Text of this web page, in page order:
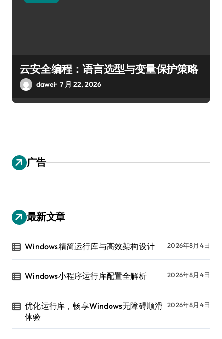
云安全编程：语言选型与变量保护策略
dawei 7 月 22, 2026
广告
最新文章
Windows精简运行库与高效架构设计 2026年8月4日
Windows小程序运行库配置全解析 2026年8月4日
优化运行库，畅享Windows无障碍顺滑
体验
2026年8月4日